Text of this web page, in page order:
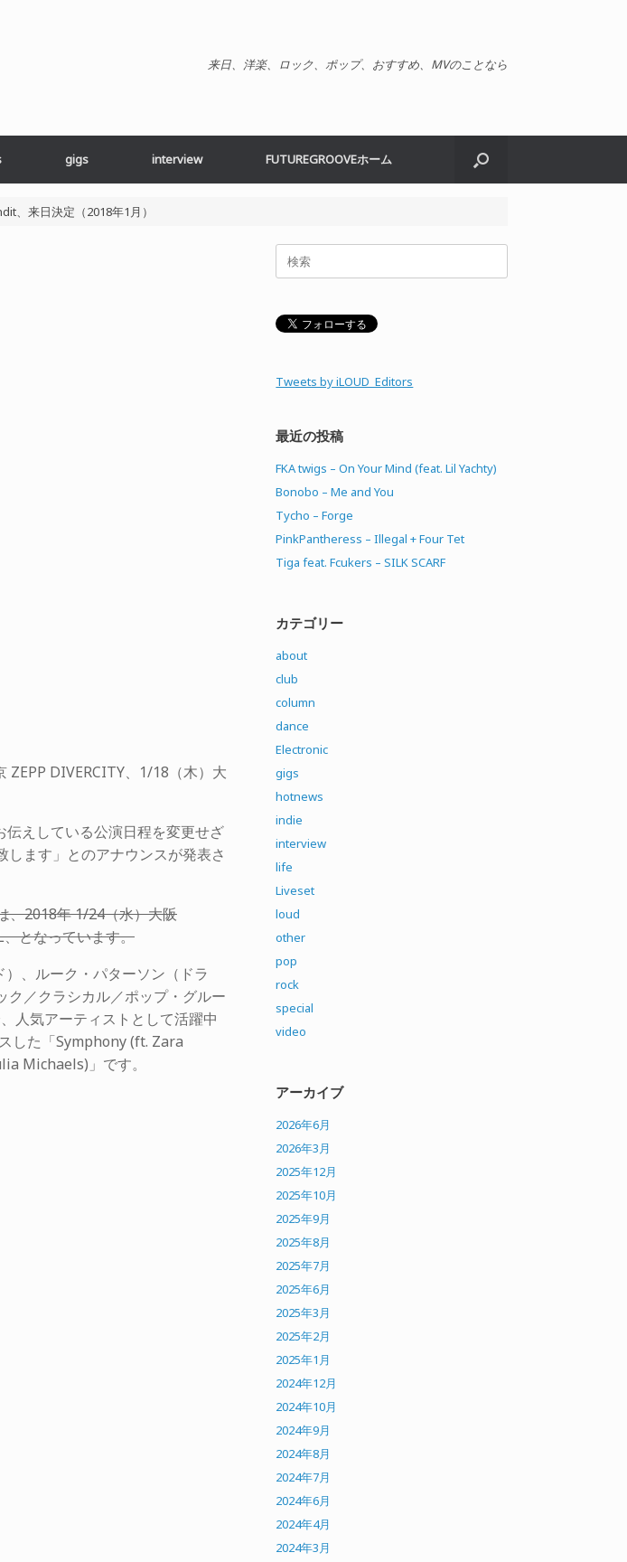
来日、洋楽、ロック、ポップ、おすすめ、MVのことなら
gigs interview FUTUREGROOVEホーム
、来日決定（2018年1月）
DIVERCITY、1/18（木）大
えしている公演日程を変更せざ
ます」とのアナウンスが発表さ
、2018年 1/24（水）大阪
となっています。
、ルーク・パターソン（ドラ
ク／クラシカル／ポップ・グルー
人気アーティストとして活躍中
した「Symphony (ft. Zara
Michaels)」です。
検
Tweets by iLOUD_Editors
最近の投稿
FKA twigs – On Your Mind (feat. Lil Yachty)
Bonobo – Me and You
Tycho – Forge
PinkPantheress – Illegal + Four Tet
Tiga feat. Fcukers – SILK SCARF
カテゴリー
about
club
column
dance
Electronic
gigs
hotnews
indie
interview
life
Liveset
loud
other
pop
rock
special
video
アーカイブ
2026年6月
2026年3月
2025年12月
2025年10月
2025年9月
2025年8月
2025年7月
2025年6月
2025年3月
2025年2月
2025年1月
2024年12月
2024年10月
2024年9月
2024年8月
2024年7月
2024年6月
2024年4月
2024年3月